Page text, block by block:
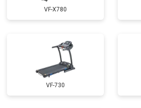
VF-X780
VF-730